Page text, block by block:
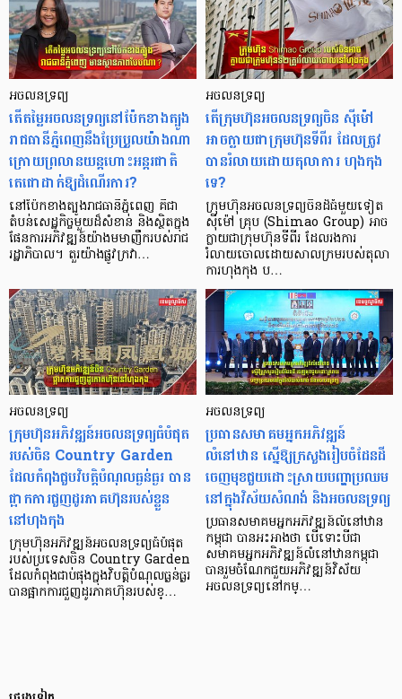
អចលនទ្រព្យ
តើតម្លៃអចលនទ្រព្យនៅប៉ែកខាងត្បូង
រាជធានីភ្នំពេញនឹងប្រែប្រួលយ៉ាងណា
ក្រោយព្រលានយន្តហោះអន្តរជាតិ
តេជោដាក់ឱ្យដំណើរការ?
នៅប៉ែកខាងត្បូងរាជធានីភ្នំពេញ គឺជា
តំបន់សេដ្ឋកិច្ចមួយដ៏សំខាន់ និងស្ថិតក្នុង
ផែនការអភិវឌ្ឍន៍យ៉ាងមមាញឹករបស់រាជ
រដ្ឋាភិបាល។ តួរយ៉ាងផ្លូវក្រវា…
អចលនទ្រព្យ
តើក្រុមហ៊ុនអចលនទ្រព្យចិន ស៊ីម៉ៅ
អាចក្លាយជាក្រុមហ៊ុនទីពីរ ដែលត្រូវ
បានរំលាយដោយតុលាការ ហុងកុង
ទេ?
ក្រុមហ៊ុនអចលនទ្រព្យចិនដ៏ធំមួយទៀត
ស៊ីម៉ៅ គ្រុប (Shimao Group) អាច
ក្លាយជាក្រុមហ៊ុនទីពីរ ដែលរងការ
រំលាយចោលដោយសាលក្រមរបស់តុលា
ការហុងកុង ប…
អចលនទ្រព្យ
ក្រុមហ៊ុនអភិវឌ្ឍន៍អចលនទ្រព្យធំបំផុត
របស់ចិន Country Garden
ដែលកំពុងជួបវិបត្តិបំណុលធ្ងន់ធ្ងរ បាន
ផ្អាកការជួញដូរភាគហ៊ុនរបស់ខ្លួន
នៅហុងកុង
ក្រុមហ៊ុនអភិវឌ្ឍន៍អចលនទ្រព្យធំបំផុត
របស់ប្រទេសចិន Country Garden
ដែលកំពុងជាប់ផុងក្នុងវិបត្តិបំណុលធ្ងន់ធ្ងរ
បានផ្អាកការជួញដូរភាគហ៊ុនរបស់ខ្…
អចលនទ្រព្យ
ប្រធានសមាគមអ្នកអភិវឌ្ឍន៍
លំនៅឋាន ស្នើឱ្យក្រសួងរៀបចំដែនដី
ចេញមុខជួយដោះស្រាយបញ្ហាប្រឈម
នៅក្នុងវិស័យសំណង់ និងអចលនទ្រព្យ
ប្រធានសមាគមអ្នកអភិវឌ្ឍន៍លំនៅឋាន
កម្ពុជា បានអះអាងថា បើទោះបីជា
សមាគមអ្នកអភិវឌ្ឍន៍លំនៅឋានកម្ពុជា
បានរួមចំណែកជួយអភិវឌ្ឍន៍វិស័យ
អចលនទ្រព្យនៅកម្…